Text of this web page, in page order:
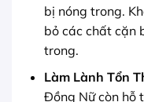
bị nóng trong.
bỏ các chất cặn
trong.
Làm Lành Tổn
Đồng Nữ còn hỗ